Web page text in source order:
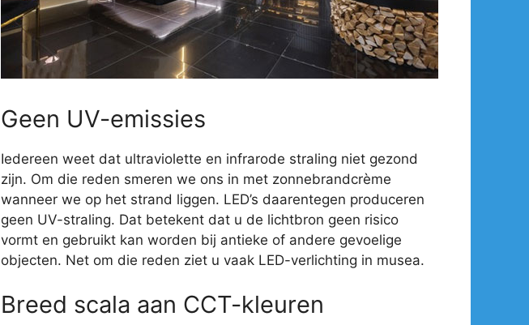
Geen UV-emissies
Iedereen weet dat ultraviolette en infrarode straling niet gezond
zijn. Om die reden smeren we ons in met zonnebrandcrème
wanneer we op het strand liggen. LED’s daarentegen produceren
geen UV-straling. Dat betekent dat u de lichtbron geen risico
vormt en gebruikt kan worden bij antieke of andere gevoelige
objecten. Net om die reden ziet u vaak LED-verlichting in musea.
Breed scala aan CCT-kleuren